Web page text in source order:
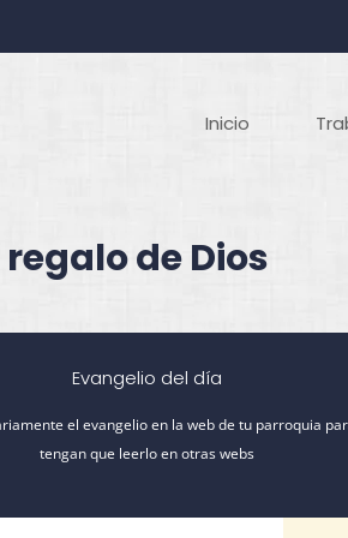
de Dios
Inicio
Evangelio del día
el evangelio en la web de tu parroquia
tengan que leerlo en otras webs